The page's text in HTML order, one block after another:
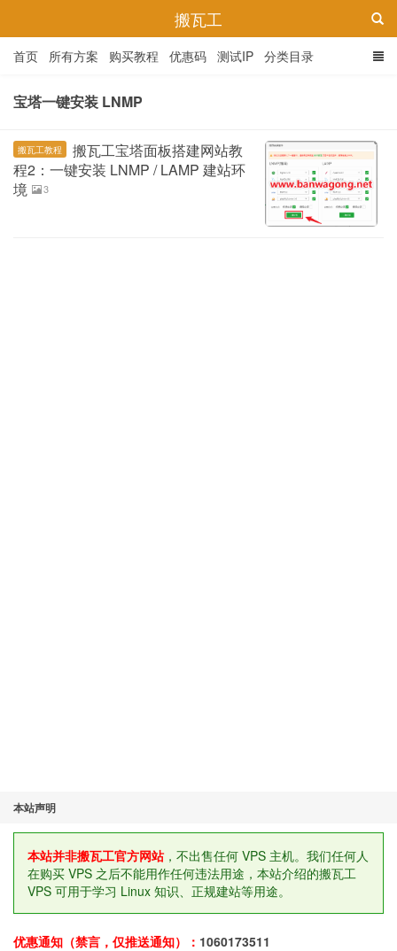
搬瓦工
首页 所有方案 购买教程 优惠码 测试IP 分类目录
宝塔一键安装 LNMP
搬瓦工教程
搬瓦工宝塔面板搭建网站教
程2：一键安装 LNMP / LAMP 建站环
境
3
本站声明
本站并非搬瓦工官方网站，不出售任何 VPS 主机。我们任何人
在购买 VPS 之后不能用作任何违法用途，本站介绍的搬瓦工
VPS 可用于学习 Linux 知识、正规建站等用途。
优惠通知（禁言，仅推送通知）： 1060173511